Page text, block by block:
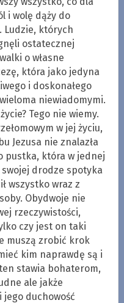
i wolę dąży do
Ludzie, których
ostatecznej
o własne
która jako jedyna
i doskonałego
niewiadomymi.
Tego nie wiemy.
w jej życiu,
Jezusa nie znalazła
pustka, która w jednej
swojej drodze spotyka
wszystko wraz z
Obydwoje nie
rzeczywistości,
czy jest on taki
muszą zrobić krok
kim naprawdę są i
stawia bohaterom,
ale jakże
jego duchowość